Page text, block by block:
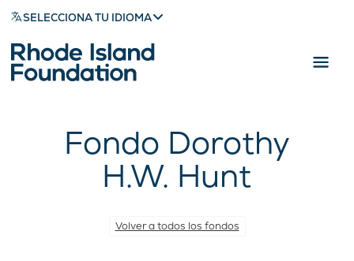
SELECCIONA TU IDIOMA
Fondo Dorothy
H.W. Hunt
Volver a todos los fondos